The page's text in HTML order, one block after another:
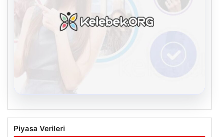
Kelebek sohbet platformu İle Dijital
İletişimin Güvenli Adresi Ve Muhabbet
Piyasa Verileri